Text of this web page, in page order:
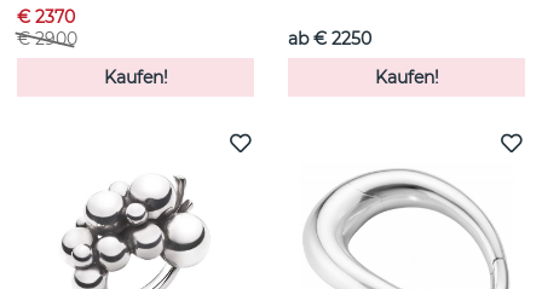
€ 2370
€ 2900
Kaufen!
ab € 2250
Kaufen!